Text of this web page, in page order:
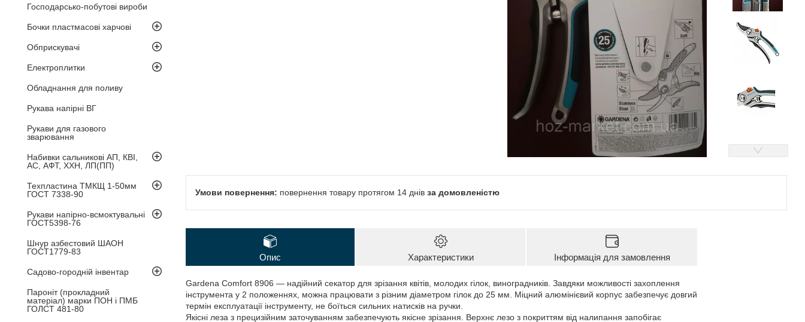
Господарсько-побутові вироби
Бочки пластмасові харчові
Обприскувачі
Електроплитки
Обладнання для поливу
Рукава напірні ВГ
Рукави для газового
зварювання
Набивки сальникові АП, КВІ,
АС, АФТ, ХХН, ЛП(ПП)
Техпластина ТМКЩ 1-50мм
ГОСТ 7338-90
Рукави напірно-всмоктувальні
ГОСТ5398-76
Шнур азбестовий ШАОН
ГОСТ1779-83
Садово-городній інвентар
Пароніт (прокладний
матеріал) марки ПОН і ПМБ
ГОЛСТ 481-80
повернення товару протягом 14 днів за домовленістю
Опис Характеристики Інформація для замовлення
Gardena Comfort 8906 — надійний секатор для зрізання квітів, молодих гілок, виноградників. Завдяки можливості захоплення
інструмента у 2 положеннях, можна працювати з різним діаметром гілок до 25 мм. Міцний алюмінієвий корпус забезпечує довгий
термін експлуатації інструменту, не боїться сильних натисків на ручки.
Якісні леза з прецизійним заточуванням забезпечують якісне зрізання. Верхнє лезо з покриттям від налипання запобігає